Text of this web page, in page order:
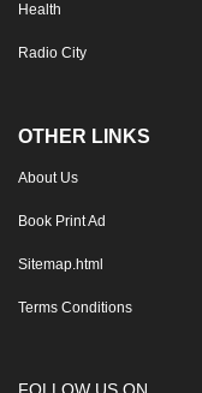
Health
Radio City
OTHER LINKS
About Us
Book Print Ad
Sitemap.html
Terms Conditions